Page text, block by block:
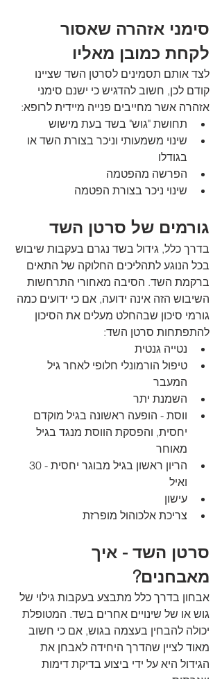
סימני אזהרה שאסור
לקחת כמובן מאליו
לצד אותם תסמינים לסרטן השד שציינו
קודם לכן, חשוב להדגיש כי ישנם סימני
אזהרה אשר מחייבים פנייה מיידית לרופא:
תחושת "גוש" בשד בעת מישוש
שינוי משמעותי וניכר בצורת השד או
בגודלו
הפרשה מהפטמה
שינוי ניכר בצורת הפטמה
גורמים של סרטן השד
בדרך כלל, גידול בשד נגרם בעקבות שיבוש
בכל הנוגע לתהליכים החלוקה של התאים
ברקמת השד. הסיבה מאחורי התרחשות
השיבוש הזה אינה ידועה, אם כי ידועים כמה
גורמי סיכון שבהחלט מעלים את הסיכון
להתפתחות סרטן השד:
נטייה גנטית
טיפול הורמונלי חלופי לאחר גיל
המעבר
השמנת יתר
ווסת - הופעה ראשונה בגיל מוקדם
יחסית, והפסקת הווסת מנגד בגיל
מאוחר
ואיל
עישון
צריכת אלכוהול מופרזת
סרטן השד - איך
מאבחנים?
אבחון בדרך כלל מתבצע בעקבות גילוי של
גוש או של שינויים אחרים בשד. המטופלת
יכולה להבחין בעצמה בגוש, אם כי חשוב
מאוד לציין שהדרך היחידה לאבחן את
הגידול היא על ידי ביצוע בדיקת דימות